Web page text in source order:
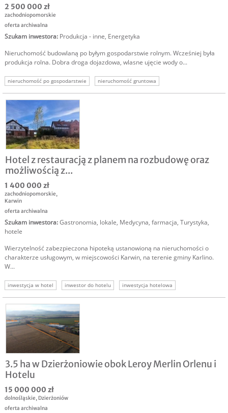
2 500 000 zł
zachodniopomorskie
oferta archiwalna
Szukam inwestora: Produkcja - inne, Energetyka
Nieruchomość budowlaną po byłym gospodarstwie rolnym. Wcześniej była
produkcja rolna. Dobra droga dojazdowa, wlasne ujęcie wody o...
nieruchomość po gospodarstwie
nieruchomość gruntowa
nieruchomość komercyjna
grunt rolny nieruchomość rolna
Hotel z restauracją z planem na rozbudowę oraz
możliwością z...
1 400 000 zł
zachodniopomorskie,
Karwin
oferta archiwalna
Szukam inwestora:Gastronomia, lokale, Medycyna, farmacja, Turystyka,
hotele
Wierzytelność zabezpieczona hipoteką ustanowioną na nieruchomości o
charakterze usługowym, w miejscowości Karwin, na terenie gminy Karlino.
W...
inwestycja w hotel inwestor do hotelu inwestycja hotelowa
3.5 ha w Dzierżoniowie obok Leroy Merlin Orlenu i
Hotelu
15 000 000 zł
dolnośląskie, Dzierżoniów
oferta archiwalna